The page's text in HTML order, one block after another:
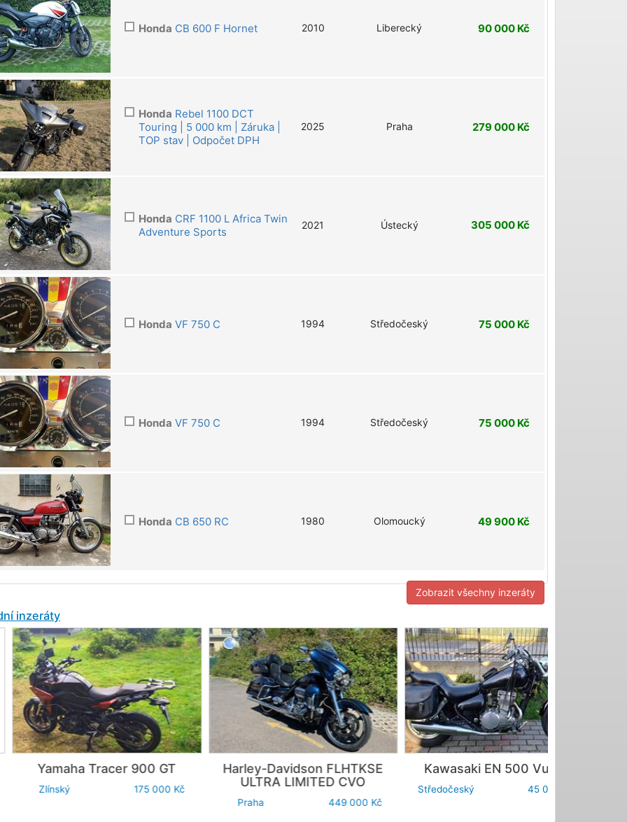
Honda CB 600 F Hornet 2010 Liberecký 90 000 Kč
Honda Rebel 1100 DCT
Touring | 5 000 km | Záruka |
TOP stav | Odpočet DPH
2025 Praha 279 000 Kč
Honda CRF 1100 L Africa Twin
Adventure Sports
2021 Ústecký 305 000 Kč
Honda VF 750 C 1994 Středočeský 75 000 Kč
Honda VF 750 C 1994 Středočeský 75 000 Kč
Honda CB 650 RC 1980 Olomoucký 49 900 Kč
Zobrazit všechny inzeráty
inzeráty
Tracer 900 GT
175 000 Kč
Harley-DavidsonFLHTKSE
ULTRA LIMITED CVO
449 000 Kč
KawasakiEN 500 Vulcan
Středočeský 45 000 Kč